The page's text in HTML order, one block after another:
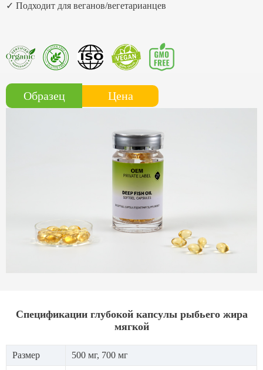
✓ Подходит для веганов/вегетарианцев
Образец Цена
Спецификации глубокой капсулы рыбьего жира
мягкой
Размер 500 мг, 700 мг